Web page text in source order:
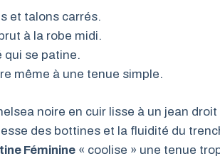
et talons carrés.
à la robe midi.
qui se patine.
même à une tenue simple.
noire en cuir lisse à un jean
des bottines et la fluidité du
Féminine « coolise » une tenue